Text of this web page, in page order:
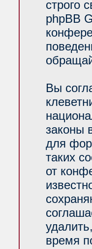
строго
phpBB
Вы
законы
для
таких
от
время